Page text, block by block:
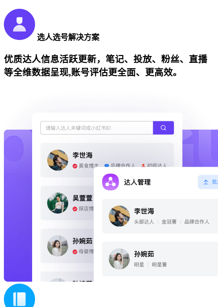
选人选号解决方案
优质达人信息活跃更新，笔记、投放、粉丝、直播
等全维数据呈现,账号评估更全面、更高效。